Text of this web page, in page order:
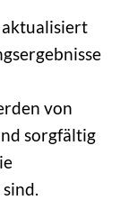
aktualisiert
von
sorgfältig